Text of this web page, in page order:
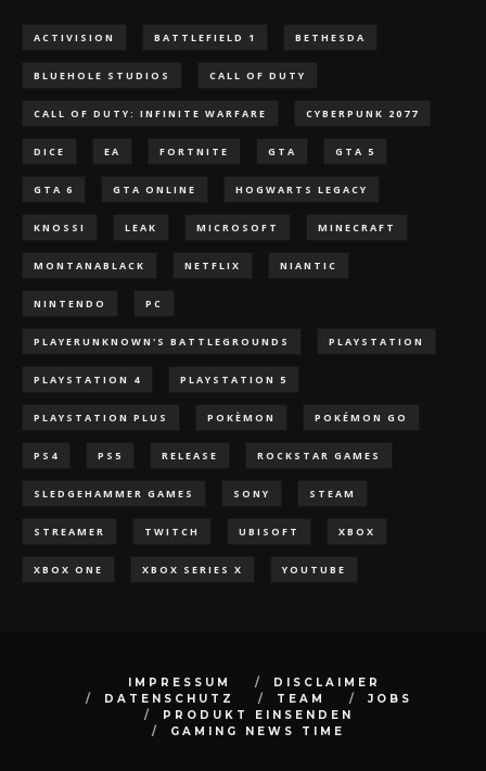
ACTIVISION BATTLEFIELD 1 BETHESDA
BLUEHOLE STUDIOS CALL OF DUTY
CALL OF DUTY: INFINITE WARFARE CYBERPUNK 2077
DICE EA FORTNITE GTA GTA 5
GTA 6 GTA ONLINE HOGWARTS LEGACY
KNOSSI LEAK MICROSOFT MINECRAFT
MONTANABLACK NETFLIX NIANTIC
NINTENDO PC
PLAYERUNKNOWN'S BATTLEGROUNDS PLAYSTATION
PLAYSTATION 4 PLAYSTATION 5
PLAYSTATION PLUS POKÈMON POKÉMON GO
PS4 PS5 RELEASE ROCKSTAR GAMES
SLEDGEHAMMER GAMES SONY STEAM
STREAMER TWITCH UBISOFT XBOX
XBOX ONE XBOX SERIES X YOUTUBE
IMPRESSUM
DISCLAIMER
DATENSCHUTZ
TEAM
JOBS
PRODUKT EINSENDEN
GAMING NEWS TIME